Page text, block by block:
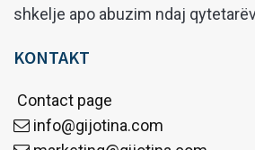
shkelje apo abuzim ndaj
KONTAKT
Contact page
info@gijotina.com